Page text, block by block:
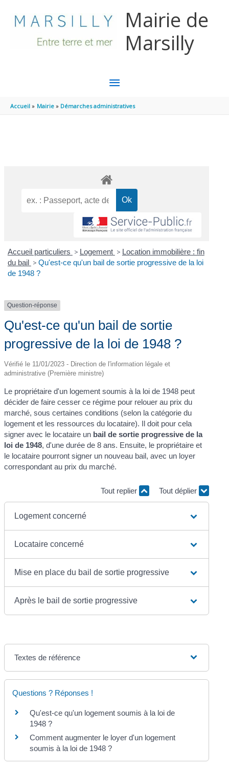
Mairie de
Marsilly
MENU
PRINCIPAL
Accueil Mairie Démarches administratives
Accueil particuliers > Logement > Location immobilière : fin
du bail
> Qu'est-ce qu'un bail de sortie progressive de la loi
de 1948 ?
Question-réponse
Qu'est-ce qu'un bail de sortie
progressive de la loi de 1948 ?
Vérifié le 11/01/2023 - Direction de l'information légale et
administrative (Première ministre)
Le propriétaire d'un logement soumis à la loi de 1948 peut
décider de faire cesser ce régime pour relouer au prix du
marché, sous certaines conditions (selon la catégorie du
logement et les ressources du locataire). Il doit pour cela
signer avec le locataire un bail de sortie progressive de la
loi de 1948, d'une durée de 8 ans. Ensuite, le propriétaire et
le locataire pourront signer un nouveau bail, avec un loyer
correspondant au prix du marché.
Tout replier Tout déplier
Logement concerné
Locataire concerné
Mise en place du bail de sortie progressive
Après le bail de sortie progressive
Textes de référence
Questions ? Réponses !
Qu'est-ce qu'un logement soumis à la loi de
1948 ?
Comment augmenter le loyer d'un logement
soumis à la loi de 1948 ?